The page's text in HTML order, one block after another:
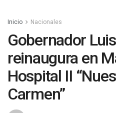
Inicio Nacionales
Gobernador
reinaugura en
Hospital II
Carmen”